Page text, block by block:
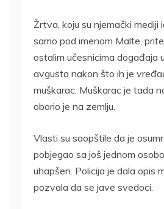
Žrtva, koju su njemački mediji
samo pod imenom Malte,
ostalim učesnicima događaja
avgusta nakon što ih je
muškarac. Muškarac je tada
oborio je na zemlju.
Vlasti su saopštile da je
pobjegao sa još jednom
uhapšen. Policija je dala opis
pozvala da se jave svedoci.